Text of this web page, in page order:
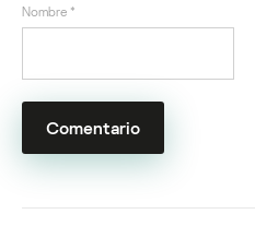
Nombre *